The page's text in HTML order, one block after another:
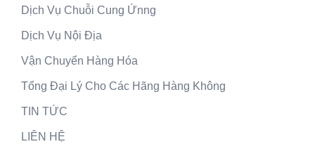
Dịch Vụ Chuỗi Cung Ứnng
Dịch Vụ Nội Địa
Vận Chuyển Hàng Hóa
Tổng Đại Lý Cho Các Hãng Hàng Không
TIN TỨC
LIÊN HỆ